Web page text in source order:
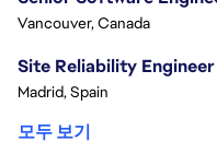
Vancouver, Canada
Site Reliability
Madrid, Spain
모두 보기